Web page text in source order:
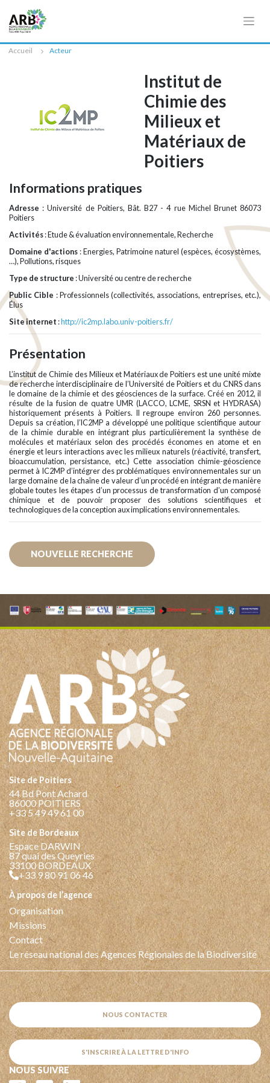
Accueil Acteur
Institut de
Chimie des
Milieux et
Matériaux de
Poitiers
Informations pratiques
Adresse : Université de Poitiers, Bât. B27 - 4 rue Michel Brunet 86073
Poitiers
Activités: Etude & évaluation environnementale, Recherche
Domaine d'actions : Energies, Patrimoine naturel (espèces, écosystèmes,
…), Pollutions, risques
Type de structure : Université ou centre de recherche
Public Cible : Professionnels (collectivités, associations, entreprises, etc.),
Élus
Site internet :http://ic2mp.labo.univ-poitiers.fr/
Présentation
L’institut de Chimie des Milieux et Matériaux de Poitiers est une unité mixte
de recherche interdisciplinaire de l’Université de Poitiers et du CNRS dans
le domaine de la chimie et des géosciences de la surface. Créé en 2012, il
résulte de la fusion de quatre UMR (LACCO, LCME, SRSN et HYDRASA)
historiquement présents à Poitiers. Il regroupe environ 260 personnes.
Depuis sa création, l’IC2MP a développé une politique scientifique autour
de la chimie durable en intégrant plus particulièrement la synthèse de
molécules et matériaux selon des procédés économes en atome et en
énergie et leurs interactions avec les milieux naturels (réactivité, transfert,
bioaccumulation, persistance, etc.) Cette association chimie-géoscience
permet à IC2MP d’intégrer des problématiques environnementales sur un
large domaine de la chaîne de valeur d’un procédé en intégrant de manière
globale toutes les étapes d’un processus de transformation d’un composé
chimique et de pouvoir proposer des solutions scientifiques et
technologiques de la conception aux implications environnementales.
NOUVELLE RECHERCHE
Site de Poitiers
44 Bd Pont Achard
86000 POITIERS
+33 5 49 49 61 00
Site de Bordeaux
Espace DARWIN
87 quai des Queyries
33100 BORDEAUX
+33 9 80 91 06 46
à propos de l’agence
Organisation
Missions
Contact
Le réseau national des Agences Régionales de la Biodiversité
NOUS CONTACTER
S'INSCRIRE À LA LETTRE D'INFO
NOUS SUIVRE